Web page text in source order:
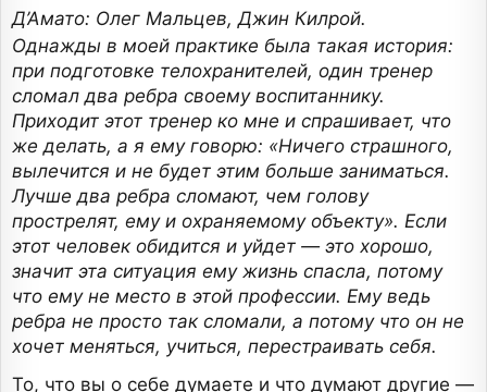
Д’Амато: Олег Мальцев, Джин Килрой.
Однажды в моей практике была такая история:
при подготовке телохранителей, один тренер
сломал два ребра своему воспитаннику.
Приходит этот тренер ко мне и спрашивает, что
же делать, а я ему говорю: «Ничего страшного,
вылечится и не будет этим больше заниматься.
Лучше два ребра сломают, чем голову
прострелят, ему и охраняемому объекту». Если
этот человек обидится и уйдет — это хорошо,
значит эта ситуация ему жизнь спасла, потому
что ему не место в этой профессии. Ему ведь
ребра не просто так сломали, а потому что он не
хочет меняться, учиться, перестраивать себя.
То, что вы о себе думаете и что думают другие —